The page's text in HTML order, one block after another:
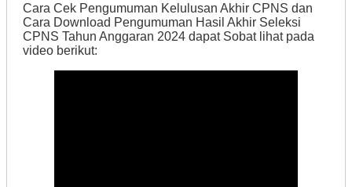
Cara Cek Pengumuman Kelulusan Akhir CPNS dan
Cara Download Pengumuman Hasil Akhir Seleksi
CPNS Tahun Anggaran 2024 dapat Sobat lihat pada
video berikut: